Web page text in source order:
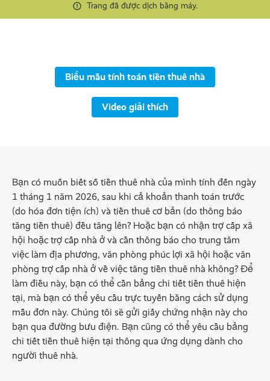
Trang đã được dịch bằng máy.
Biểu mẫu tính toán tiền thuê nhà
Video giải thích
Bạn có muốn biết số tiền thuê nhà của mình tính đến ngày
1 tháng 1 năm 2026, sau khi cả khoản thanh toán trước
(do hóa đơn tiện ích) và tiền thuê cơ bản (do thông báo
tăng tiền thuê) đều tăng lên? Hoặc bạn có nhận trợ cấp xã
hội hoặc trợ cấp nhà ở và cần thông báo cho trung tâm
việc làm địa phương, văn phòng phúc lợi xã hội hoặc văn
phòng trợ cấp nhà ở về việc tăng tiền thuê nhà không? Để
làm điều này, bạn có thể cần bảng chi tiết tiền thuê hiện
tại, mà bạn có thể yêu cầu trực tuyến bằng cách sử dụng
mẫu đơn này. Chúng tôi sẽ gửi giấy chứng nhận này cho
bạn qua đường bưu điện. Bạn cũng có thể yêu cầu bảng
chi tiết tiền thuê hiện tại thông qua ứng dụng dành cho
người thuê nhà.